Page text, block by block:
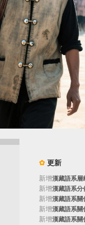
✿ 更新
新增漢藏語系層
新增漢藏語系分
新增漢藏語系關
新增漢藏語系關
新增漢藏語系關